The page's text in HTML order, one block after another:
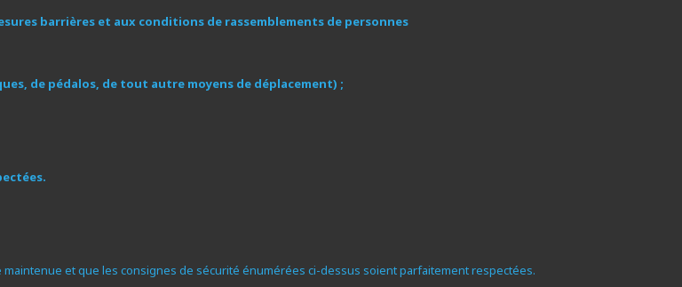
barrières et aux conditions de rassemblements de personnes
de pédalos, de tout autre moyens de déplacement) ;
et que les consignes de sécurité énumérées ci-dessus soient parfaitement respectées.